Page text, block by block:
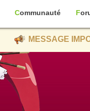
Communauté
MESSAGE